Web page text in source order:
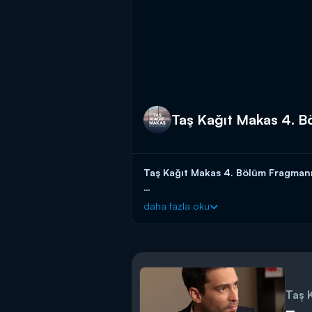
Taş Kağıt Makas 4.
Taş Kağıt Makas 4. Bölüm
Umut, yıllar sonra avukat olarak
daha fazla oku
Taş